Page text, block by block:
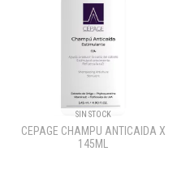
SIN STOCK
CEPAGE CHAMPU ANTICAIDA X
145ML